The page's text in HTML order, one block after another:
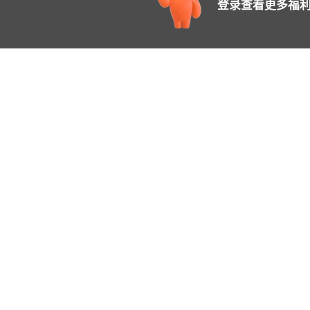
登录查看更多福